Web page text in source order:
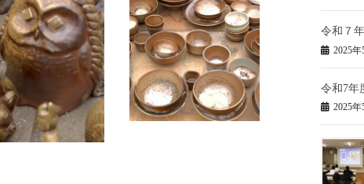
令和７
2025年
令和7年
2025年